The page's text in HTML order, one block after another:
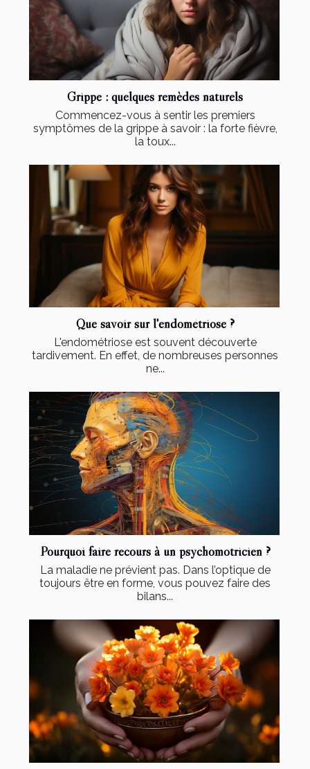
Grippe : quelques remèdes naturels
Commencez-vous à sentir les premiers
symptômes de la grippe à savoir : la forte fièvre,
la toux...
Que savoir sur l'endométriose ?
L'endométriose est souvent découverte
tardivement. En effet, de nombreuses personnes
ne...
Pourquoi faire recours à un psychomotricien ?
La maladie ne prévient pas. Dans l’optique de
toujours être en forme, vous pouvez faire des
bilans...